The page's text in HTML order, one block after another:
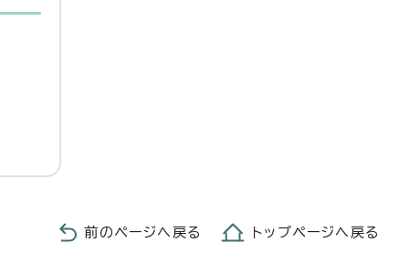
前のページへ戻る トップページへ戻る